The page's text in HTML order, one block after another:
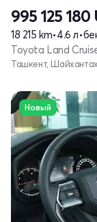
995 125 180
18 215 km•4.6 л•
Toyota Land
Ташкент,
Новый